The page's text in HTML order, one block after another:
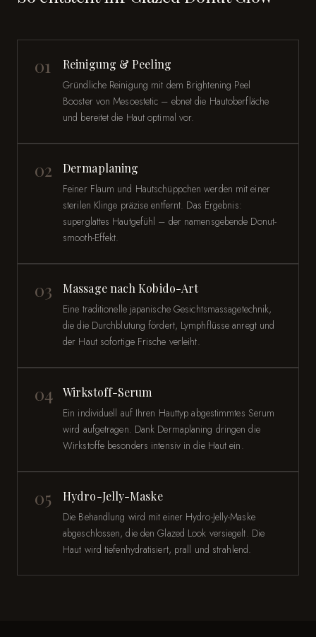
01 Reinigung & Peeling
Gründliche Reinigung mit dem Brightening Peel
Booster von Mesoestetic – ebnet die Hautoberfläche
und bereitet die Haut optimal vor.
02 Dermaplaning
Feiner Flaum und Hautschüppchen werden mit einer
sterilen Klinge präzise entfernt. Das Ergebnis:
superglattes Hautgefühl – der namensgebende Donut-
smooth-Effekt.
03 Massage nach Kobido-Art
Eine traditionelle japanische Gesichtsmassagetechnik,
die die Durchblutung fördert, Lymphflüsse anregt und
der Haut sofortige Frische verleiht.
04 Wirkstoff-Serum
Ein individuell auf Ihren Hauttyp abgestimmtes Serum
wird aufgetragen. Dank Dermaplaning dringen die
Wirkstoffe besonders intensiv in die Haut ein.
05 Hydro-Jelly-Maske
Die Behandlung wird mit einer Hydro-Jelly-Maske
abgeschlossen, die den Glazed Look versiegelt. Die
Haut wird tiefenhydratisiert, prall und strahlend.